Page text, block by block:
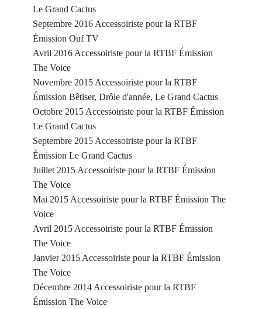
Le Grand Cactus
Septembre 2016 Accessoiriste pour la RTBF
Émission Ouf TV
Avril 2016 Accessoiriste pour la RTBF Émission
The Voice
Novembre 2015 Accessoiriste pour la RTBF
Émission Bêtiser, Drôle d'année, Le Grand Cactus
Octobre 2015 Accessoiriste pour la RTBF Émission
Le Grand Cactus
Septembre 2015 Accessoiriste pour la RTBF
Émission Le Grand Cactus
Juillet 2015 Accessoiriste pour la RTBF Émission
The Voice
Mai 2015 Accessoiriste pour la RTBF Émission The
Voice
Avril 2015 Accessoiriste pour la RTBF Émission
The Voice
Janvier 2015 Accessoiriste pour la RTBF Émission
The Voice
Décembre 2014 Accessoiriste pour la RTBF
Émission The Voice